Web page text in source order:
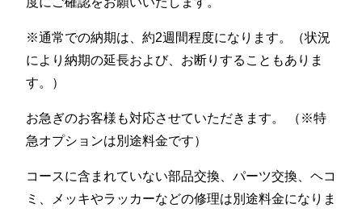
※通常での納期は、約2週間程度になります。（状況
により納期の延長および、お断りすることもありま
す。）
お急ぎのお客様も対応させていただきます。 （※特
急オプションは別途料金です）
コースに含まれていない部品交換、パーツ交換、ヘコ
ミ、メッキやラッカーなどの修理は別途料金になりま